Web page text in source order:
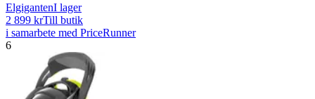
ElgigantenI lager
2 899 krTill butik
i samarbete med PriceRunner
6